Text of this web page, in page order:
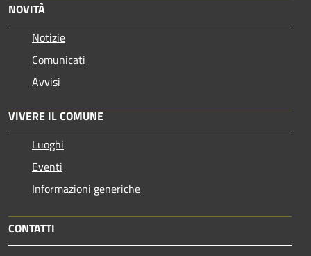
NOVITÀ
Notizie
Comunicati
Avvisi
VIVERE IL COMUNE
Luoghi
Eventi
Informazioni generiche
CONTATTI